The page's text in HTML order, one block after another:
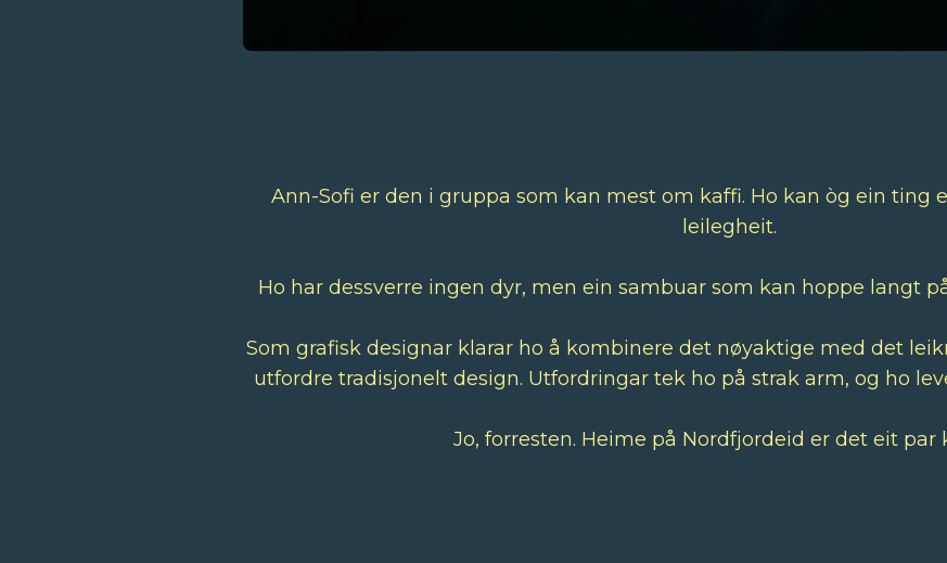
Ann-Sofi er den i gruppa som kan mest om kaffi. Ho kan òg ein ting
leilegheit.
Ho har dessverre ingen dyr, men ein sambuar som kan hoppe langt
Som grafisk designar klarar ho å kombinere det nøyaktige med det
utfordre tradisjonelt design. Utfordringar tek ho på strak arm, og ho
Jo, forresten. Heime på Nordfjordeid er det eit par